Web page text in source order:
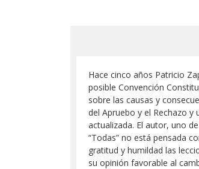
Hace cinco años Patricio
posible Convención
sobre las causas y
del Apruebo y el Rechazo
actualizada. El autor, uno
“Todas” no está pensada
gratitud y humildad las
su opinión favorable al